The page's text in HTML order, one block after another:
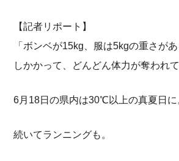
【記者リポート】
「ボンベが15kg、服は5kgの重さが
しかかって、どんどん体力が奪われ
6月18日の県内は30℃以上の真夏日に
続いてランニングも。